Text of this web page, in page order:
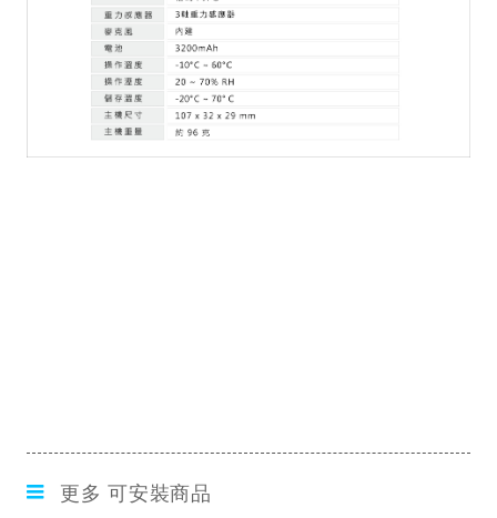
更多 可安裝商品